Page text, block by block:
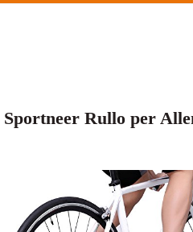
Sportneer Rullo per